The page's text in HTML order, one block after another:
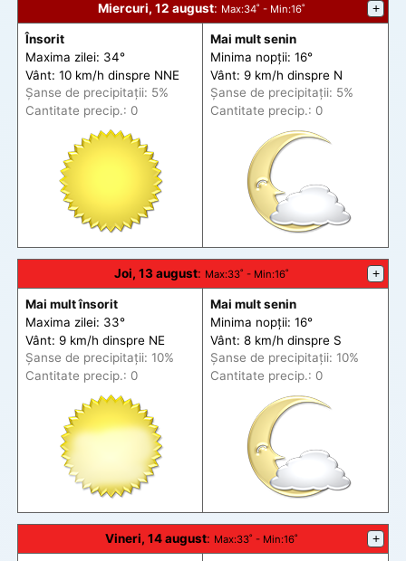
Miercuri, 12 august: Max:34˚ - Min:16˚ +
Însorit
Maxima zilei: 34°
Vânt: 10 km/h dinspre NNE
Șanse de precipitații: 5%
Cantitate precip.: 0
Mai mult senin
Minima nopții: 16°
Vânt: 9 km/h dinspre N
Șanse de precipitații: 5%
Cantitate precip.: 0
Joi, 13 august: Max:33˚ - Min:16˚ +
Mai mult însorit
Maxima zilei: 33°
Vânt: 9 km/h dinspre NE
Șanse de precipitații: 10%
Cantitate precip.: 0
Mai mult senin
Minima nopții: 16°
Vânt: 8 km/h dinspre S
Șanse de precipitații: 10%
Cantitate precip.: 0
Vineri, 14 august: Max:33˚ - Min:16˚ +